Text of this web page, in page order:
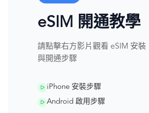
eSIM 開通教學
請點擊右方影片觀看 eSIM 安裝
與開通步驟
iPhone 安裝步驟
Android 啟用步驟